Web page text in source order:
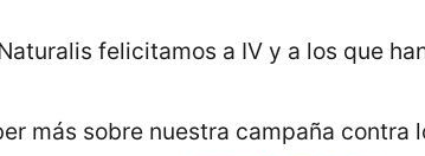
felicitamos a IV y a los que
más sobre nuestra campaña